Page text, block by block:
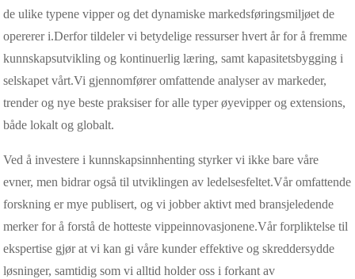
de ulike typene vipper og det dynamiske markedsføringsmiljøet de
opererer i.Derfor tildeler vi betydelige ressurser hvert år for å fremme
kunnskapsutvikling og kontinuerlig læring, samt kapasitetsbygging i
selskapet vårt.Vi gjennomfører omfattende analyser av markeder,
trender og nye beste praksiser for alle typer øyevipper og extensions,
både lokalt og globalt.
Ved å investere i kunnskapsinnhenting styrker vi ikke bare våre
evner, men bidrar også til utviklingen av ledelsesfeltet.Vår omfattende
forskning er mye publisert, og vi jobber aktivt med bransjeledende
merker for å forstå de hotteste vippeinnovasjonene.Vår forpliktelse til
ekspertise gjør at vi kan gi våre kunder effektive og skreddersydde
løsninger, samtidig som vi alltid holder oss i forkant av